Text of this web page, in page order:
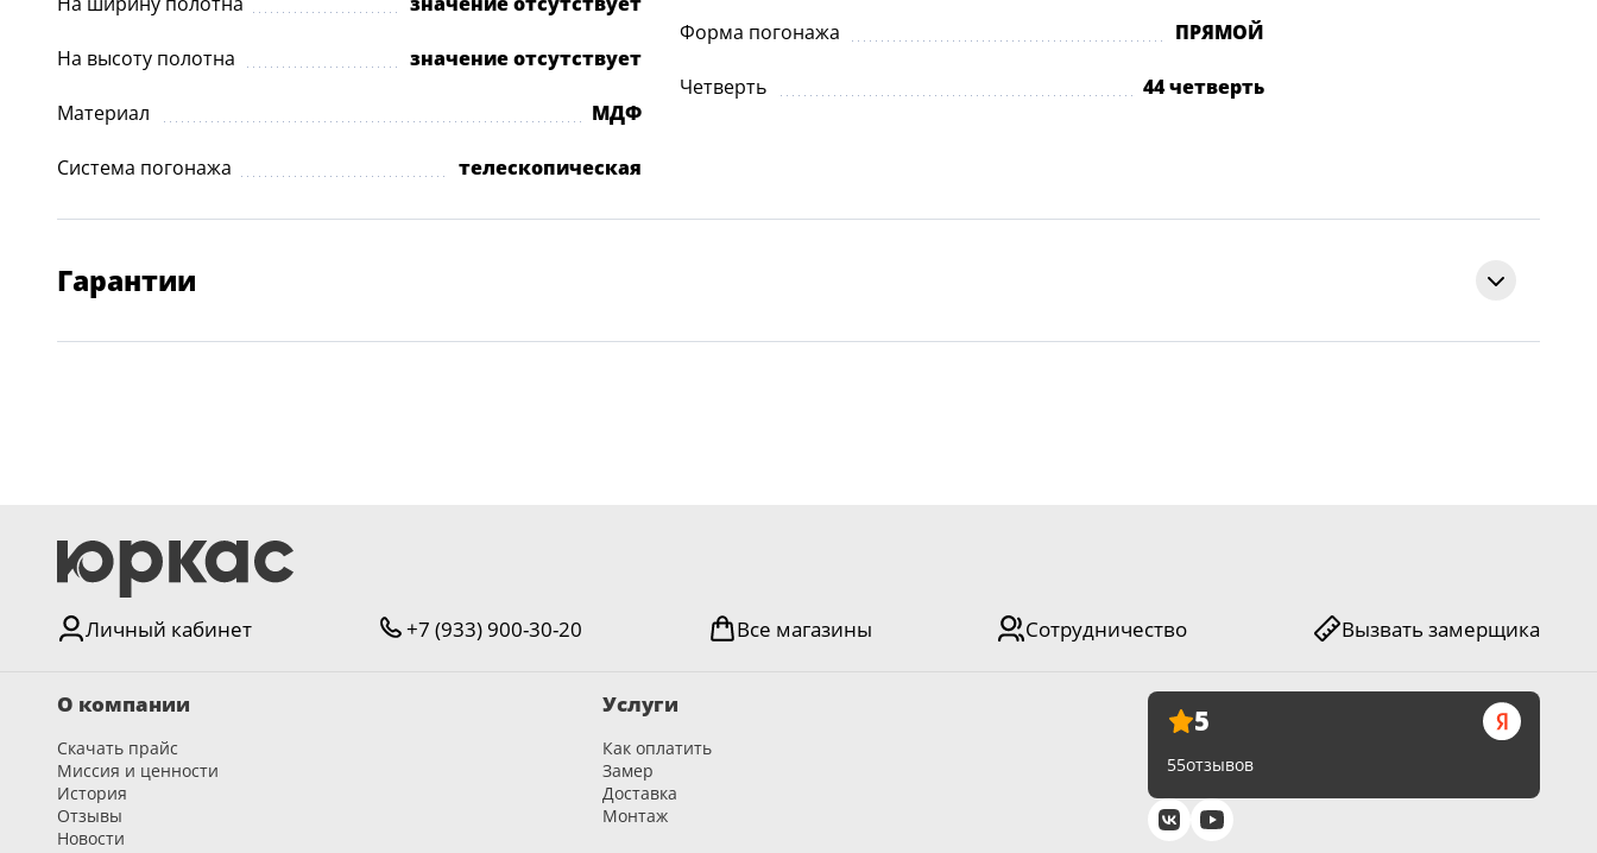
На высоту полотна значение отсутствует
Материал МДФ
Система погонажа телескопическая
Форма погонажа ПРЯМОЙ
Четверть 44 четверть
Гарантии
Личный кабинет +7 (933) 900-30-20 Все магазины Сотрудничество Вызвать замерщика
5
55отзывов
О компании
Скачать прайс
Миссия и ценности
История
Отзывы
Новости
Услуги
Как оплатить
Замер
Доставка
Монтаж